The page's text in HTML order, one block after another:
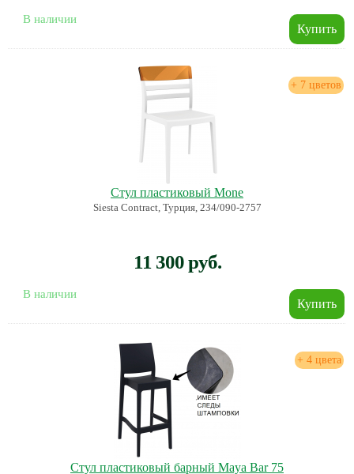
В наличии
+ 7 цветов
Стул пластиковый Mone
Siesta Contract, Турция, 234/090-2757
11 300 руб.
В наличии
+ 4 цвета
Стул пластиковый барный Maya Bar 75